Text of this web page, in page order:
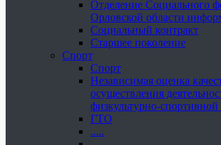
Отделение Социального
Орловской области
Социальный контракт
Старшее поколение
Спорт
Спорт
Независимая оценка
осуществления
физкультурно-
ГТО
.....